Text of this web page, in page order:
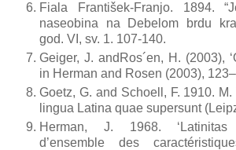
Fiala František-Franjo. 1894.
naseobina na Debelom brdu
god. VI, sv. 1. 107-140.
Geiger, J. andRos´en, H. (2003),
in Herman and Rosen (2003),
Goetz, G. and Schoell, F. 1910.
lingua Latina quae supersunt
Herman, J. 1968.
d’ensemble des